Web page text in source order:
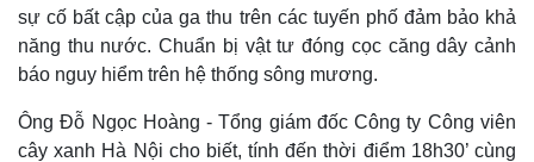
Thế giới
Cuộc sống đó đây
Hồ sơ
Multimedia
Ảnh
E-Magazine
sự cố bất cập của ga thu trên các tuyến phố đảm bảo khả
năng thu nước. Chuẩn bị vật tư đóng cọc căng dây cảnh
báo nguy hiểm trên hệ thống sông mương.
Ông Đỗ Ngọc Hoàng - Tổng giám đốc Công ty Công viên
cây xanh Hà Nội cho biết, tính đến thời điểm 18h30’ cùng